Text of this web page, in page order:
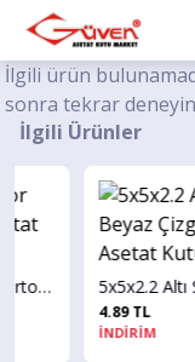
İlgili ürün
sonra tekrar
İlgili Ürünler
5x5x2.2 Altı Mor Karton Üstü Asetat Kutu
4.89 TL
İNDİRİM